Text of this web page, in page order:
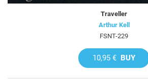
Traveller
Arthur Kell
FSNT-229
10,95 € BUY